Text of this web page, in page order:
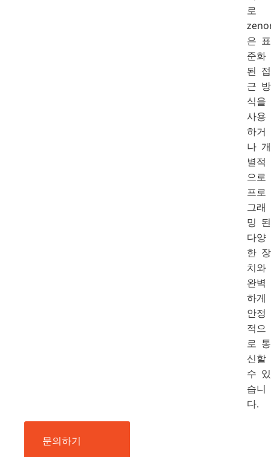
로
은 표
준화
된 접
근 방
식을
사용
하거
나 개
별적
으로
프로
그래
밍 된
다양
한 장
치와
완벽
하게
안정
적으
로 통
신할
수 있
습니
다.
문의하기